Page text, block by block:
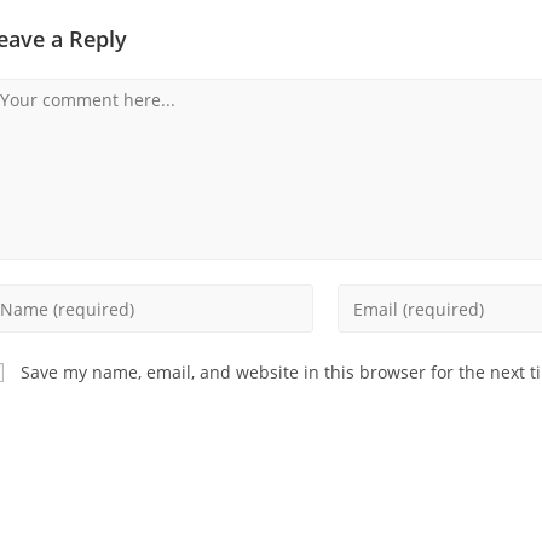
a Reply
Enter
Save my name, email, and website in this browser for the next